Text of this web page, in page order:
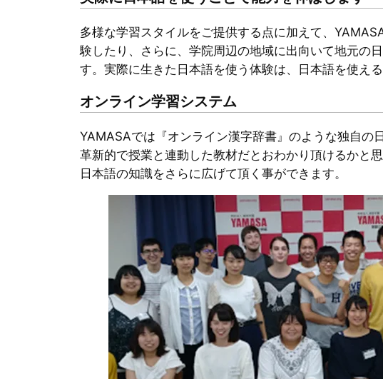
多様な学習スタイルをご提供する点に加えて、
験したり、さらに、学院周辺の地域に出向いて地元の
す。実際に生きた日本語を使う体験は、日本語を使え
オンライン学習システム
YAMASAでは『オンライン漢字辞書』のような独自の
革新的で授業と連動した教材だとおわかり頂けるかと
日本語の知識をさらに広げて頂く事ができます。